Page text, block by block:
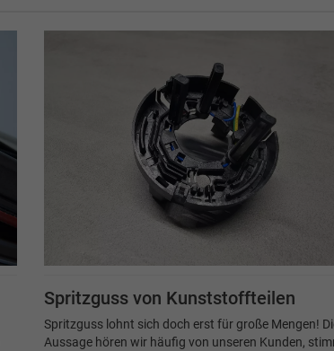
Spritzguss von Kunststoffteilen
Spritzguss lohnt sich doch erst für große Mengen!
Aussage hören wir häufig von unseren Kunden,